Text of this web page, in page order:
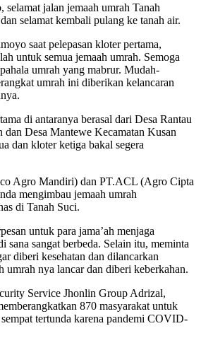
jalan jemaah umrah Tanah
selamat kembali pulang ke tanah air.
saat pelepasan kloter pertama,
untuk semua jemaah umrah. Semoga
umrah yang mabrur. Mudah-
umrah ini diberikan kelancaran
di antaranya berasal dari Desa Rantau
dan Desa Mantewe Kecamatan Kusan
dan kloter ketiga bakal segera
Agro Mandiri) dan PT.ACL (Agro Cipta
mengimbau jemaah umrah
di Tanah Suci.
untuk para jama’ah menjaga
sana sangat berbeda. Selain itu, meminta
diberi kesehatan dan dilancarkan
umrah nya lancar dan diberi keberkahan.
Service Jhonlin Group Adrizal,
870 masyarakat untuk
tertunda karena pandemi COVID-